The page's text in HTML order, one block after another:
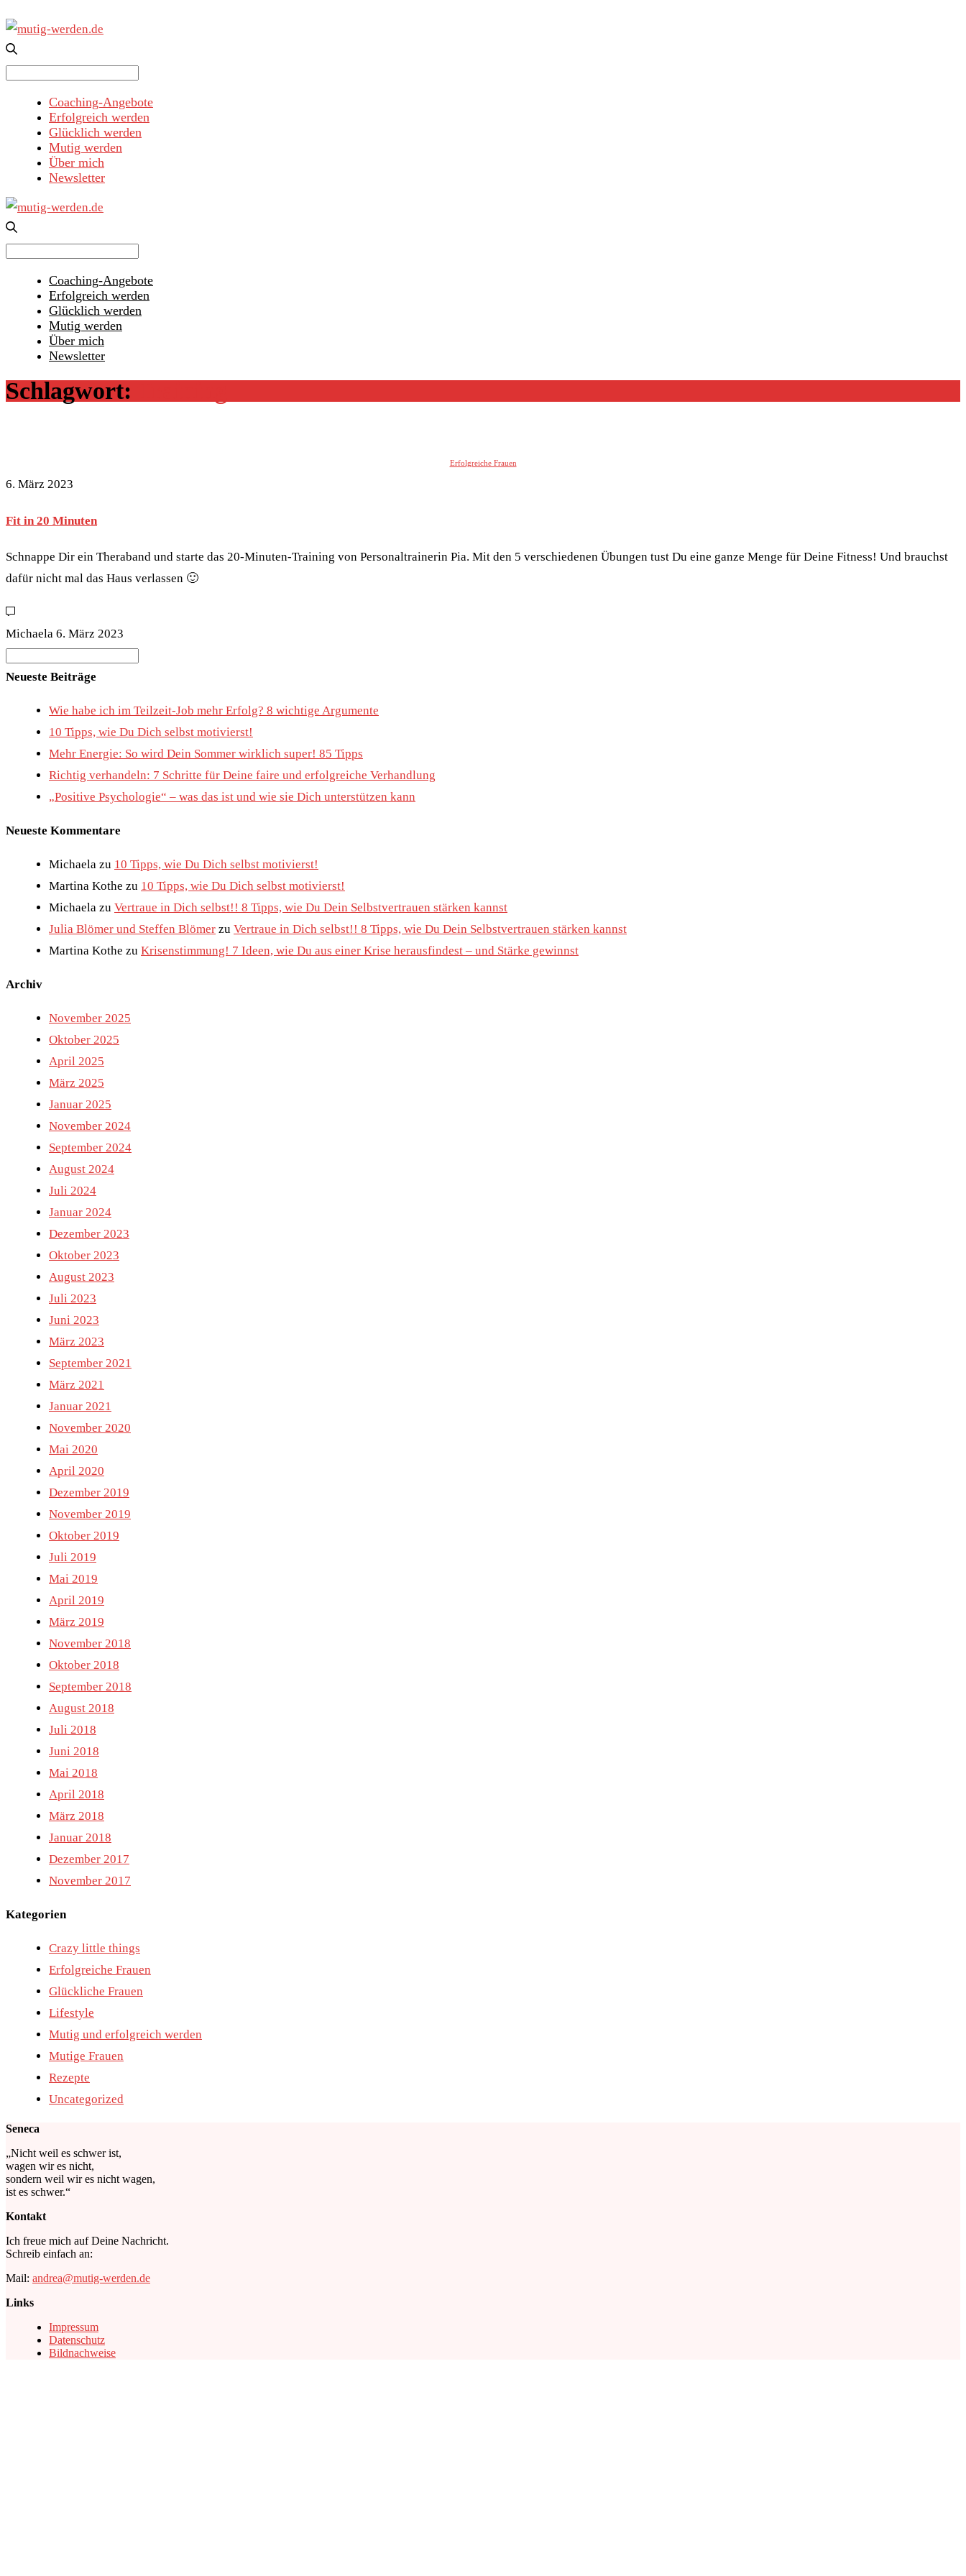
Coaching-Angebote
Erfolgreich werden
Glücklich werden
Mutig werden
Über mich
Newsletter
Coaching-Angebote
Erfolgreich werden
Glücklich werden
Mutig werden
Über mich
Newsletter
Schlagwort:
Erfolgreiche Frauen
6. März 2023
Fit in 20 Minuten
Schnappe Dir ein Theraband und starte das 20-Minuten-Training von Personaltrainerin Pia. Mit den 5 verschiedenen Übungen tust Du eine ganze Menge für Deine Fitness! Und brauchst
dafür nicht mal das Haus verlassen 🙂
Michaela 6. März 2023
for:
Neueste Beiträge
Wie habe ich im Teilzeit-Job mehr Erfolg? 8 wichtige Argumente
10 Tipps, wie Du Dich selbst motivierst!
Mehr Energie: So wird Dein Sommer wirklich super! 85 Tipps
Richtig verhandeln: 7 Schritte für Deine faire und erfolgreiche Verhandlung
„Positive Psychologie“ – was das ist und wie sie Dich unterstützen kann
Neueste Kommentare
Michaela zu 10 Tipps, wie Du Dich selbst motivierst!
Martina Kothe zu 10 Tipps, wie Du Dich selbst motivierst!
Michaela zu Vertraue in Dich selbst!! 8 Tipps, wie Du Dein Selbstvertrauen stärken kannst
Julia Blömer und Steffen Blömer zu Vertraue in Dich selbst!! 8 Tipps, wie Du Dein Selbstvertrauen stärken kannst
Martina Kothe zu Krisenstimmung! 7 Ideen, wie Du aus einer Krise herausfindest – und Stärke gewinnst
Archiv
November 2025
Oktober 2025
April 2025
März 2025
Januar 2025
November 2024
September 2024
August 2024
Juli 2024
Januar 2024
Dezember 2023
Oktober 2023
August 2023
Juli 2023
Juni 2023
März 2023
September 2021
März 2021
Januar 2021
November 2020
Mai 2020
April 2020
Dezember 2019
November 2019
Oktober 2019
Juli 2019
Mai 2019
April 2019
März 2019
November 2018
Oktober 2018
September 2018
August 2018
Juli 2018
Juni 2018
Mai 2018
April 2018
März 2018
Januar 2018
Dezember 2017
November 2017
Kategorien
Crazy little things
Erfolgreiche Frauen
Glückliche Frauen
Lifestyle
Mutig und erfolgreich werden
Mutige Frauen
Rezepte
Uncategorized
Seneca
„Nicht weil es schwer ist,
wagen wir es nicht,
sondern weil wir es nicht wagen,
ist es schwer.“
Kontakt
Ich freue mich auf Deine Nachricht.
Schreib einfach an:
Mail: andrea@mutig-werden.de
Links
Impressum
Datenschutz
Bildnachweise